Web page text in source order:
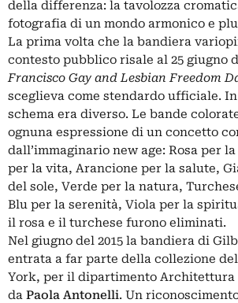
della differenza: la tavolozza
fotografia di un mondo armonico e
La prima volta che la bandiera
contesto pubblico risale al 25 giugno
Francisco Gay and Lesbian Freedom
sceglieva come stendardo ufficiale.
schema era diverso. Le bande
ognuna espressione di un concetto
dall’immaginario new age: Rosa per
per la vita, Arancione per la salute,
del sole, Verde per la natura,
Blu per la serenità, Viola per la
il rosa e il turchese furono eliminati.
Nel giugno del 2015 la bandiera di
entrata a far parte della collezione
York, per il dipartimento Architettura
da Paola Antonelli. Un